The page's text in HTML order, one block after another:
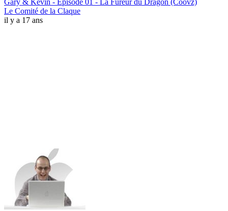
Gary & Kevin - Episode 01 - La Fureur du Dragon (Coovz)
Le Comité de la Claque
il y a 17 ans